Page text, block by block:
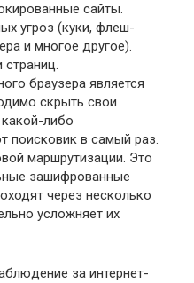
сайты.
угроз (куки, флеш-
и многое другое).
страниц.
браузера является
скрыть свои
какой-либо
поисковик в самый раз.
маршрутизации. Это
зашифрованные
через несколько
усложняет их
за интернет-